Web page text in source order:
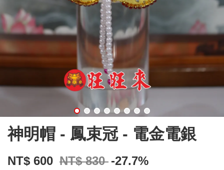
神明帽 - 鳳束冠 - 電金電銀
NT$ 600 NT$ 830 -27.7%